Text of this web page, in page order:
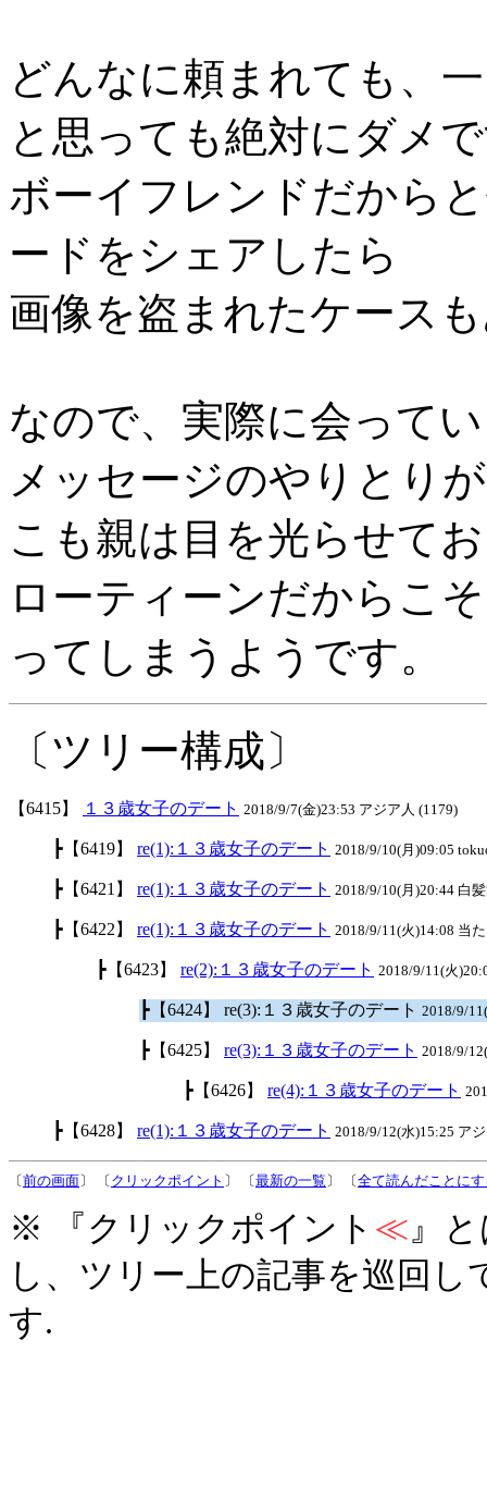
どんなに頼まれても、
と思っても絶対にダメ
ボーイフレンドだから
ードをシェアしたら
画像を盗まれたケース
なので、実際に会って
メッセージのやりとり
こも親は目を光らせて
ローティーンだからこ
ってしまうようです。
〔ツリー構成〕
【6415】 １３歳女子のデート 2018/9/7(金)23:53 アジア人 (1179)
┣【6419】 re(1):１３歳女子のデート 2018/9/10(月)09:05
┣【6421】 re(1):１３歳女子のデート 2018/9/10(月)20:44 白
┣【6422】 re(1):１３歳女子のデート 2018/9/11(火)14:08 当
┣【6423】 re(2):１３歳女子のデート 2018/9/11(火
┣【6424】 re(3):１３歳女子のデート 2018/9/
┣【6425】 re(3):１３歳女子のデート 2018/9/
┣【6426】 re(4):１３歳女子のデート
┣【6428】 re(1):１３歳女子のデート 2018/9/12(水)15:25 ア
〔前の画面〕 〔 クリックポイント 〕 〔最新の一覧 〕 〔全て読んだことに
※ 『クリックポイント ≪』
し、ツリー上の記事を巡回
す.